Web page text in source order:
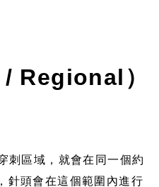
Regional）
刺區域，就會在同一個約
針頭會在這個範圍內進行